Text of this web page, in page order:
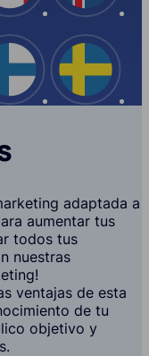
Finlandia Suecia
adaptada a
aumentar tus
todos tus
nuestras
ventajas de esta
de tu
objetivo y